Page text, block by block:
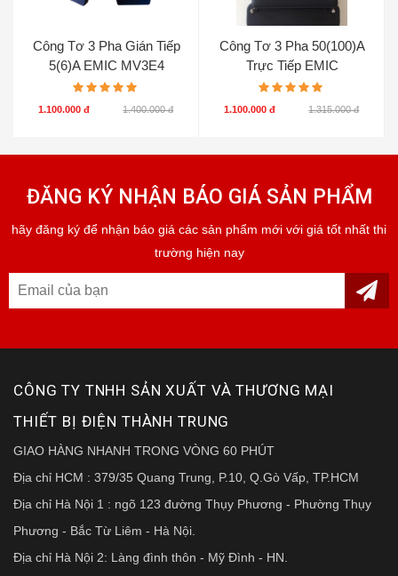
Công Tơ 3 Pha Gián Tiếp
5(6)A EMIC MV3E4
1.400.000 đ
1.100.000 đ
Công Tơ 3 Pha 50(100)A
Trực Tiếp EMIC
1.315.000 đ
1.100.000 đ
ĐĂNG KÝ NHẬN BÁO GIÁ SẢN PHẨM
hãy đăng ký để nhận báo giá các sản phẩm mới với giá tốt nhất thi
trường hiện nay
CÔNG TY TNHH SẢN XUẤT VÀ THƯƠNG MẠI
THIẾT BỊ ĐIỆN THÀNH TRUNG
GIAO HÀNG NHANH TRONG VÒNG 60 PHÚT
Địa chỉ HCM : 379/35 Quang Trung, P.10, Q.Gò Vấp, TP.HCM
Địa chỉ Hà Nội 1 : ngõ 123 đường Thụy Phương - Phường Thụy
Phương - Bắc Từ Liêm - Hà Nội.
Địa chỉ Hà Nội 2: Làng đình thôn - Mỹ Đình - HN.